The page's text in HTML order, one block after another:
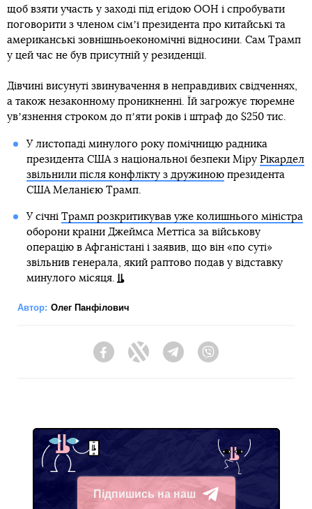
щоб взяти участь у заході під егідою ООН і спробувати
поговорити з членом сімʼї президента про китайські та
американські зовнішньоекономічні відносини. Сам Трамп
у цей час не був присутній у резиденції.
Дівчині висунуті звинувачення в неправдивих свідченнях,
а також незаконному проникненні. Їй загрожує тюремне
увʼязнення строком до пʼяти років і штраф до $250 тис.
У листопаді минулого року помічницю радника
президента США з національної безпеки Міру Рікардел
звільнили після конфлікту з дружиноюпрезидента
США Меланією Трамп.
У січні Трамп розкритикував уже колишнього міністра
оборони країни Джеймса Меттіса за військову
операцію в Афганістані і заявив, що він «по суті»
звільнив генерала, який раптово подав у відставку
минулого місяця.
Автор: Олег Панфілович
FacebookTwitter Telegram
Підпишись на наш
Telegram